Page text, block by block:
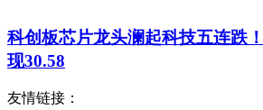
科创板芯片龙头澜起科技五连跌
现30.58
友情链接：